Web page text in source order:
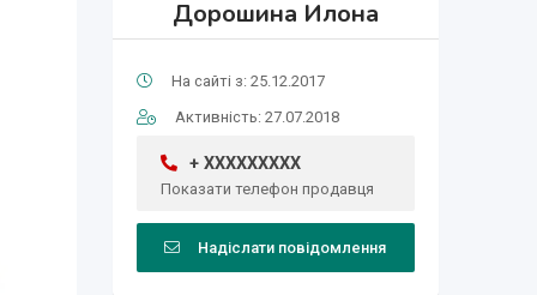
Дорошина Илона
На сайті з: 25.12.2017
Активність: 27.07.2018
+ XXXXXXXXX
Показати телефон продавця
Надіслати повідомлення